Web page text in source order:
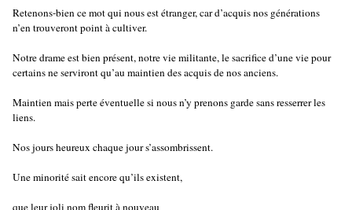
Retenons-bien ce mot qui nous est étranger, car d’acquis nos générations
n’en trouveront point à cultiver.
Notre drame est bien présent, notre vie militante, le sacrifice d’une vie pour
certains ne serviront qu’au maintien des acquis de nos anciens.
Maintien mais perte éventuelle si nous n’y prenons garde sans resserrer les
liens.
Nos jours heureux chaque jour s’assombrissent.
Une minorité sait encore qu’ils existent,
que leur joli nom fleurit à nouveau